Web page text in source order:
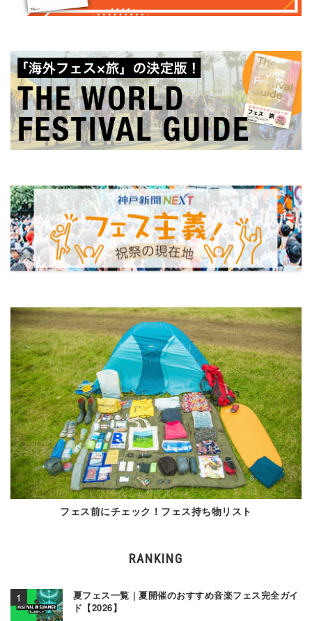
フェス前にチェック！フェス持ち物リスト
RANKING
夏フェス一覧｜夏開催のおすすめ音楽フェス完全ガイ
ド【2026】